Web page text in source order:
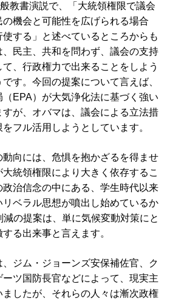
教書演説で、「大統領権限で議会
機会と可能性を広げられる場合
する」と述べているところからも
民主、共和を問わず、議会の支持
、行政権力で出来ることをしよう
す。今回の提案について言えば、
EPA）が大気浄化法に基づく強い
が、オバマは、議会による立法措
フル活用しようとしています。
向には、危惧を抱かざるを得ませ
統領権限により大きく依存するこ
治信念の中にある、学生時代以来
ベラル思想が噴出し始めているか
の提案は、単に気候変動対策にと
る出来事と言えます。
ジム・ジョーンズ安保補佐官、ク
ーツ国防長官などによって、現実主
したが、それらの人々は漸次政権